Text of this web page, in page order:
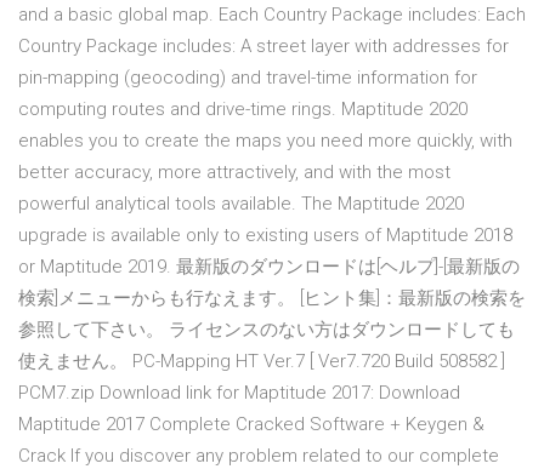
and a basic global map. Each Country Package includes: Each
Country Package includes: A street layer with addresses for
pin-mapping (geocoding) and travel-time information for
computing routes and drive-time rings. Maptitude 2020
enables you to create the maps you need more quickly, with
better accuracy, more attractively, and with the most
powerful analytical tools available. The Maptitude 2020
upgrade is available only to existing users of Maptitude 2018
or Maptitude 2019. 最新版のダウンロードは[ヘルプ]-[最新版の
検索]メニューからも行なえます。 [ヒント集]：最新版の検索を
参照して下さい。 ライセンスのない方はダウンロードしても
使えません。 PC-Mapping HT Ver.7 [ Ver7.720 Build 508582 ]
PCM7.zip Download link for Maptitude 2017: Download
Maptitude 2017 Complete Cracked Software + Keygen &
Crack If you discover any problem related to our complete